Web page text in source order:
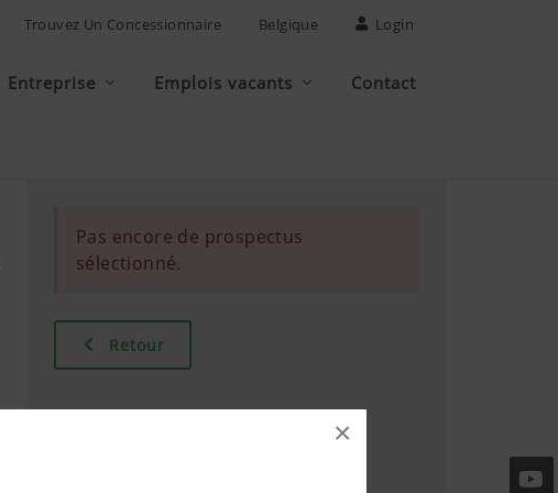
×
Trouvez Un Concessionnaire Belgique Login
Entreprise Emplois vacants Contact
Pas encore de prospectus
sélectionné.
Retour